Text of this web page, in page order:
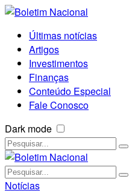
Últimas notícias
Artigos
Investimentos
Finanças
Conteúdo Especial
Fale Conosco
Dark mode
Notícias